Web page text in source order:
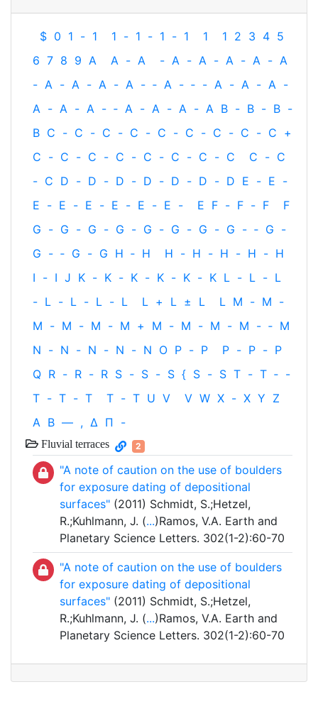
$ 0 1 - 1 1 - 1 - 1 - 1 1 1 2 3 4 5
6 7 8 9 A A - A - A - A - A - A - A
- A - A - A - A - ‐ A - ‐ - A - A - A -
A - A - A - ‐ A - A - A - A B - B - B -
B C - C - C - C - C - C - C - C - C +
C - C - C - C - C - C - C - C C - C
- C D - D - D - D - D - D - D E - E -
E - E - E - E - E - E - E F - F - F
F
G - G - G - G - G - G - G - G - ‐ G -
G - ‐ G - G H ‐ H H - H - H - H - H
I - I J K - K - K - K - K - K L - L - L
- L - L - L - L L + L ± L L M - M -
M - M - M - M + M - M - M - M - ‐ M
N - N - N - N - N O P - P P - P - P
Q R - R - R S - S - S { S - S T - T ‐ -
T - T - T T - T U V V W X - X Y Z
Α Β — , Δ Π -
Fluvial terraces 2
"A note of caution on the use of boulders
for exposure dating of depositional
surfaces" (2011) Schmidt, S.;Hetzel,
R.;Kuhlmann, J. (...)Ramos, V.A. Earth and
Planetary Science Letters. 302(1-2):60-70
"A note of caution on the use of boulders
for exposure dating of depositional
surfaces" (2011) Schmidt, S.;Hetzel,
R.;Kuhlmann, J. (...)Ramos, V.A. Earth and
Planetary Science Letters. 302(1-2):60-70